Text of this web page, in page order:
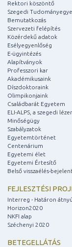
Rektori köszöntő
Szegedi
Bemutatkozás
Szervezeti felépítés
Közérdekű adatok
Esélyegyenlőség
E-ügyintézés
Alapítványok
Professzori kar
Akadémikusaink
Díszdoktoraink
Olimpikonjaink
Családbarát Egyetem
ELI-ALPS, a szegedi
Minőségügy
Szabályzatok
Egyetemtörténet
Centenárium
Egyetemi élet
Egyetemi Értesítő
Belső visszaélés-
FEJLESZTÉSI
Interreg - Határon
Horizon2020
NKFI alap
Széchenyi 2020
BETEGELLÁTÁS